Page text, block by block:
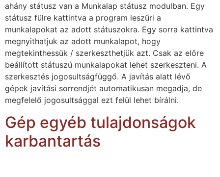
ahány státusz van a Munkalap státusz modulban. Egy
státusz fülre kattintva a program leszűri a
munkalapokat az adott státuszokra. Egy sorra kattintva
megnyithatjuk az adott munkalapot, hogy
megtekinthessük / szerkeszthetjük azt. Csak az előre
beállított státuszú munkalapokat lehet szerkeszteni. A
szerkesztés jogosultságfüggő. A javítás alatt lévő
gépek javítási sorrendjét automatikusan megadja, de
megfelelő jogosultsággal ezt felül lehet bírálni.
Gép egyéb tulajdonságok
karbantartás